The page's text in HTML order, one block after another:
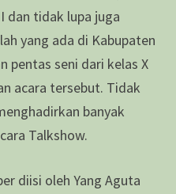
dan tidak lupa juga
yang ada di Kabupaten
pentas seni dari kelas X
acara tersebut. Tidak
banyak
Talkshow.
diisi oleh Yang Aguta